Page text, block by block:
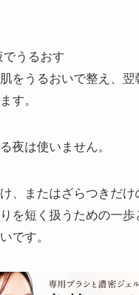
でうるおす
をうるおいで整え、翌
す。
夜は使いません。
、またはざらつきだけ
を短く扱うための一歩
です。